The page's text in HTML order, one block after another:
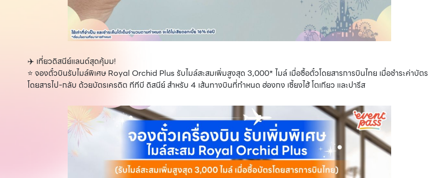
✈️ เที่ยวดิสนีย์แลนด์สุดคุ้มม!
⭐️ จองตั๋วบินรับไมล์พิเศษ Royal Orchid Plus รับไมล์สะสมเพิ่มสูงสุด 3,000* ไมล์ เมื่อซื้อตั๋วโดยสารการบินไทย เมื่อชำระค่าบัตร
โดยสารไป-กลับ ด้วยบัตรเครดิต ทีทีบี ดิสนีย์ สำหรับ 4 เส้นทางบินที่กำหนด ฮ่องกง เซี้ยงไฮ้ โตเกียว และปารีส